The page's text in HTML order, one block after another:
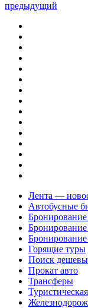
предыдущий
Лента —
Автобусные
Бронирование
Бронирование
Бронирование
Горящие туры
Поиск
Прокат авто
Трансферы